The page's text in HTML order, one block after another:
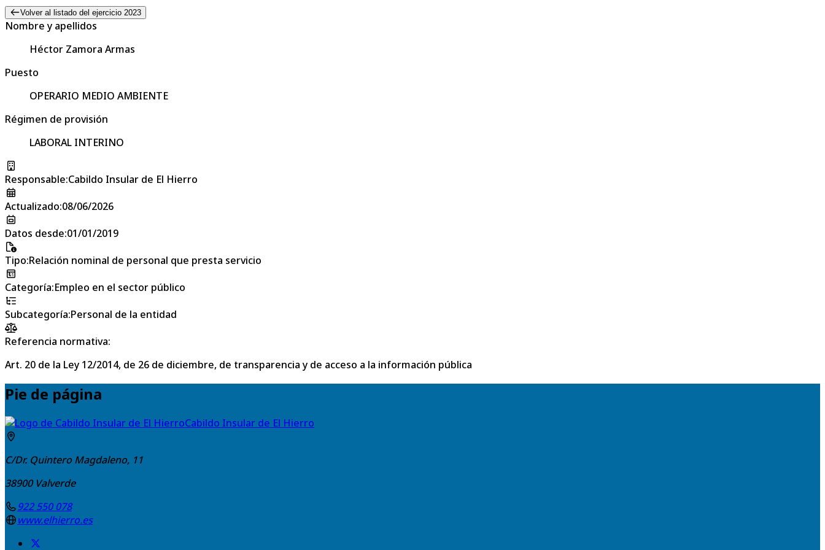
Volver al listado del ejercicio 2023
Nombre y apellidos
Héctor Zamora Armas
Puesto
OPERARIO MEDIO AMBIENTE
Régimen de provisión
LABORAL INTERINO
Responsable:Cabildo Insular de El Hierro
Actualizado:08/06/2026
Datos desde:01/01/2019
Tipo:Relación nominal de personal que presta servicio
Categoría:Empleo en el sector público
Subcategoría:Personal de la entidad
Referencia normativa:
Art. 20 de la Ley 12/2014, de 26 de diciembre, de transparencia y de acceso a la información pública
Pie de página
Cabildo Insular de El Hierro
C/Dr. Quintero Magdaleno, 11
38900 Valverde
922 550 078
www.elhierro.es